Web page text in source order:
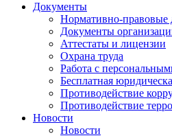
Документы
Нормативно-правовые
Документы
Аттестаты и лицензии
Охрана труда
Работа с
Бесплатная
Противодействие
Противодействие
Новости
Новости